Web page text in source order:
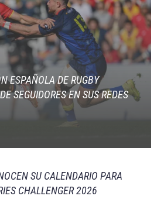
ESPAÑOLA DE RUGBY
SEGUIDORES EN SUS REDES
SU CALENDARIO PARA
CHALLENGER 2026